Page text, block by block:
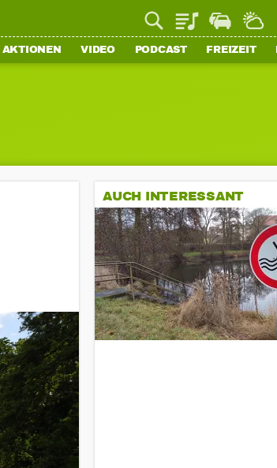
PlaylistStaupilot
AKTIONEN VIDEO PODCAST FREIZEIT
AUCH INTERESSANT